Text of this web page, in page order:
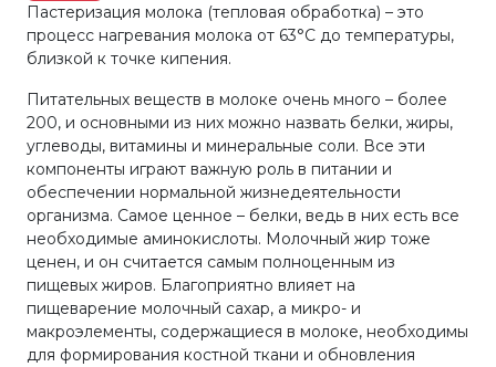
Пастеризация молока (тепловая обработка) – это
процесс нагревания молока от 63°С до температуры,
близкой к точке кипения.
Питательных веществ в молоке очень много – более
200, и основными из них можно назвать белки, жиры,
углеводы, витамины и минеральные соли. Все эти
компоненты играют важную роль в питании и
обеспечении нормальной жизнедеятельности
организма. Самое ценное – белки, ведь в них есть все
необходимые аминокислоты. Молочный жир тоже
ценен, и он считается самым полноценным из
пищевых жиров. Благоприятно влияет на
пищеварение молочный сахар, а микро- и
макроэлементы, содержащиеся в молоке, необходимы
для формирования костной ткани и обновления